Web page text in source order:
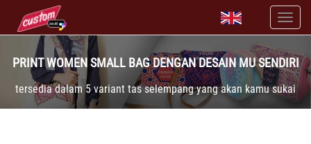
PRINT WOMEN SMALL BAG DENGAN DESAIN MU SENDIRI
tersedia dalam 5 variant tas selempang yang akan kamu sukai